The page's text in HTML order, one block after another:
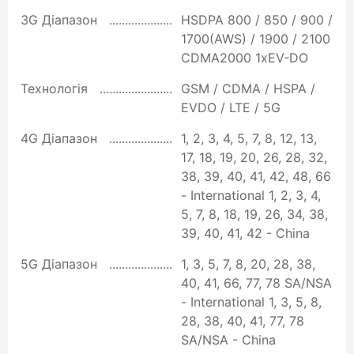
3G Діапазон
HSDPA 800 / 850 / 900 /
1700(AWS) / 1900 / 2100
CDMA2000 1xEV-DO
Технологія
GSM / CDMA / HSPA /
EVDO / LTE / 5G
4G Діапазон
1, 2, 3, 4, 5, 7, 8, 12, 13,
17, 18, 19, 20, 26, 28, 32,
38, 39, 40, 41, 42, 48, 66
- International 1, 2, 3, 4,
5, 7, 8, 18, 19, 26, 34, 38,
39, 40, 41, 42 - China
5G Діапазон
1, 3, 5, 7, 8, 20, 28, 38,
40, 41, 66, 77, 78 SA/NSA
- International 1, 3, 5, 8,
28, 38, 40, 41, 77, 78
SA/NSA - China